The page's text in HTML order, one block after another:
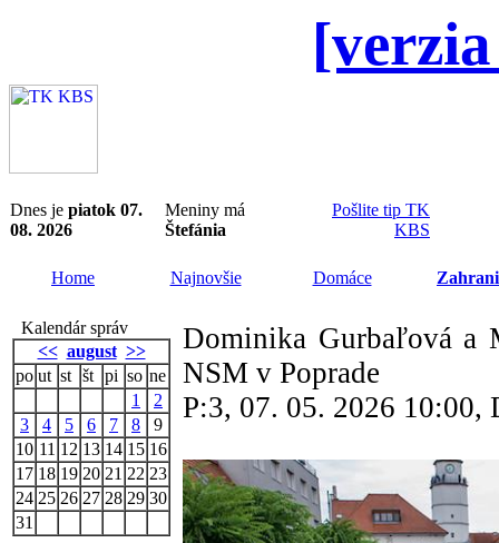
Dnes je piatok 07.
08. 2026
Meniny má
Štefánia
Pošlite tip TK
KBS
Home Najnovšie Domáce
Kalendár správ
<< august >>
po ut st št pi so ne
1
2
3
4 5 6 7 8
9
10 11 12 13 14 15 16
17 18 19 20 21 22 23
24 25 26 27 28 29 30
31
Dominika Gurbaľová a
NSM v Poprade
P:3, 07. 05. 2026 10:00,